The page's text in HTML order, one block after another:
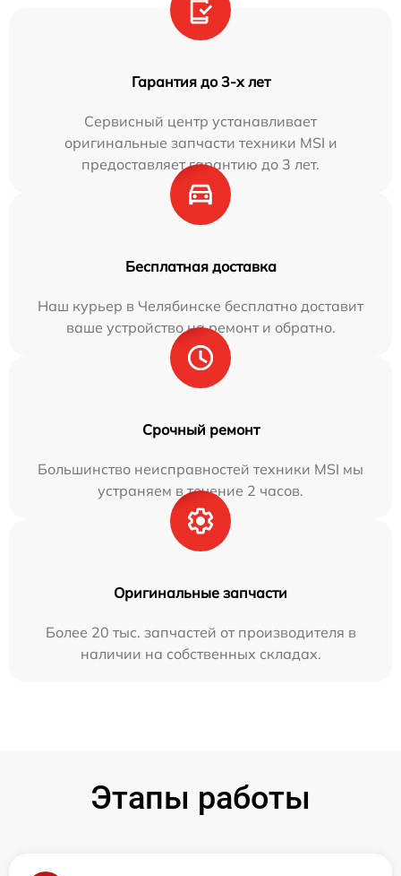
Гарантия до 3-х лет
Сервисный центр устанавливает
оригинальные запчасти техники MSI и
предоставляет гарантию до 3 лет.
Бесплатная доставка
Наш курьер в Челябинске бесплатно доставит
ваше устройство на ремонт и обратно.
Срочный ремонт
Большинство неисправностей техники MSI мы
устраняем в течение 2 часов.
Оригинальные запчасти
Более 20 тыс. запчастей от производителя в
наличии на собственных складах.
Этапы работы